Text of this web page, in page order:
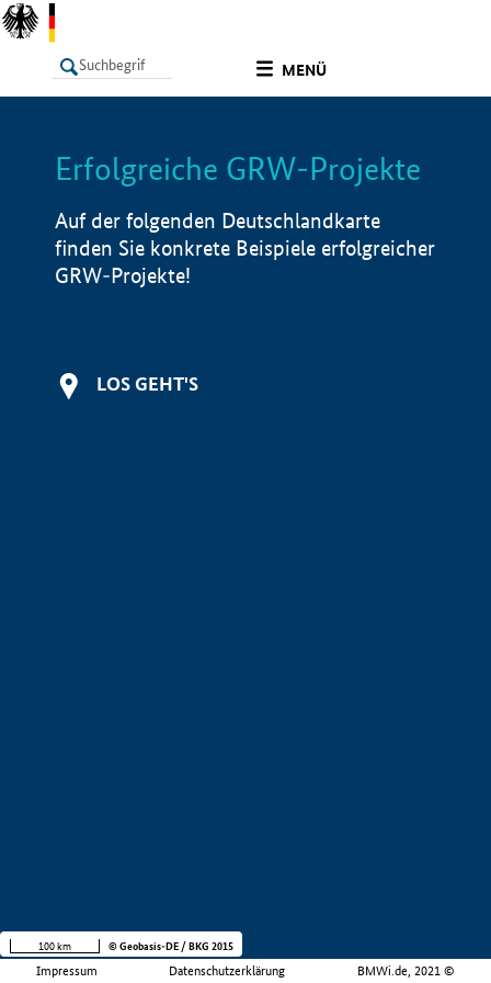
MENÜ
LISTE Info
Erfolgreiche GRW-Projekte
Auf der folgenden Deutschlandkarte
finden Sie konkrete Beispiele erfolgreicher
GRW-Projekte!
LOS GEHT'S
Impressum Datenschutzerklärung BMWi.de, 2021 ©
100 km © Geobasis-DE / BKG 2015